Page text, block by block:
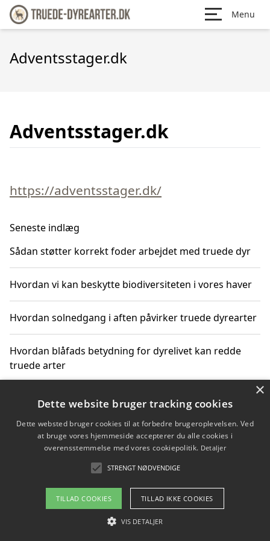
Menu
Adventsstager.dk
Adventsstager.dk
https://adventsstager.dk/
Seneste indlæg
Sådan støtter korrekt foder arbejdet med truede dyr
Hvordan vi kan beskytte biodiversiteten i vores haver
Hvordan solnedgang i aften påvirker truede dyrearter
Hvordan blåfads betydning for dyrelivet kan redde
truede arter
Hvordan kan gaver til unge voksne støtte bevarelsen
Copyright 2026 - Pilanto Aps
Om / kontakt
Blog Betingelser
×
Dette website bruger tracking cookies
Dette websted bruger cookies til at forbedre brugeroplevelsen. Ved
at bruge vores hjemmeside accepterer du alle cookies i
overensstemmelse med vores cookiepolitik. Detaljer
STRENGT NØDVENDIGE
TILLAD COOKIES TILLAD IKKE COOKIES
VIS DETALJER